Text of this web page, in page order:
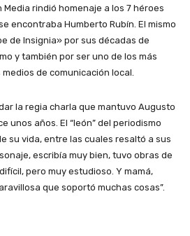
Media rindió homenaje a los 7 héroes
encontraba Humberto Rubín. El mismo
de Insignia» por sus décadas de
y también por ser uno de los más
de comunicación local.
la regia charla que mantuvo Augusto
unos años. El “león” del periodismo
su vida, entre las cuales resaltó a sus
escribía muy bien, tuvo obras de
pero muy estudioso. Y mamá,
que soportó muchas cosas”.